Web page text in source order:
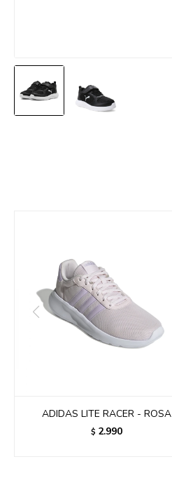
ADIDAS LITE RACER - ROSA
$ 2.990